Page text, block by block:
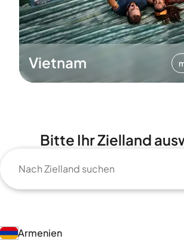
Vietnam
Bitte Ihr Zielland
Armenien